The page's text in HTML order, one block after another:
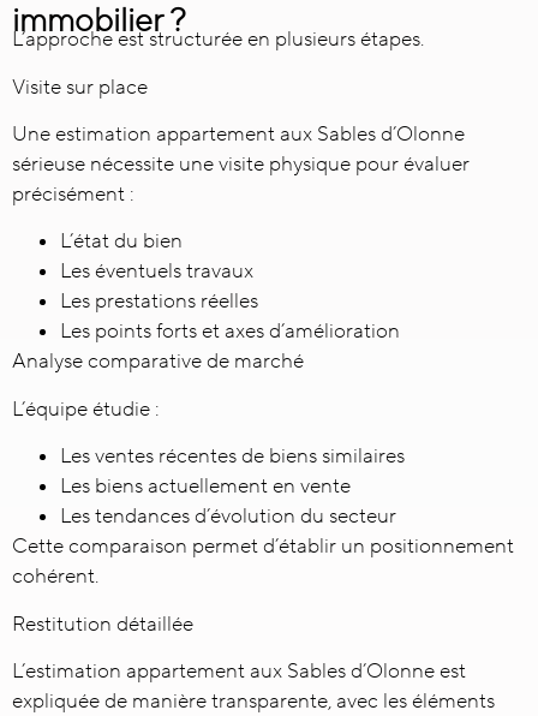
immobilier ?
L’approche est structurée en plusieurs étapes.
Visite sur place
Une estimation appartement aux Sables d’Olonne
sérieuse nécessite une visite physique pour évaluer
précisément :
L’état du bien
Les éventuels travaux
Les prestations réelles
Les points forts et axes d’amélioration
Analyse comparative de marché
L’équipe étudie :
Les ventes récentes de biens similaires
Les biens actuellement en vente
Les tendances d’évolution du secteur
Cette comparaison permet d’établir un positionnement
cohérent.
Restitution détaillée
L’estimation appartement aux Sables d’Olonne est
expliquée de manière transparente, avec les éléments